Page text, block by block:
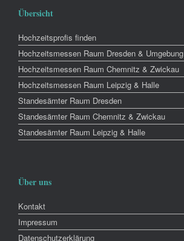
Übersicht
Hochzeitsprofis finden
Hochzeitsmessen Raum Dresden & Umgebung
Hochzeitsmessen Raum Chemnitz & Zwickau
Hochzeitsmessen Raum Leipzig & Halle
Standesämter Raum Dresden
Standesämter Raum Chemnitz & Zwickau
Standesämter Raum Leipzig & Halle
Über uns
Kontakt
Impressum
Datenschutzerklärung